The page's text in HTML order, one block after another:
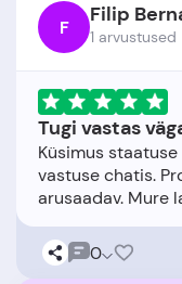
F Filip
1 arvustused
Tugi vastas
Küsimus
vastuse chatis.
0